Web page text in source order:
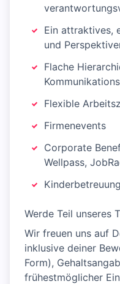
Ein attraktives,
und
Flache
Flexible
Firmenevents
Corporate
Wellpass,
Werde Teil unseres
Wir freuen uns auf
inklusive deiner
Form),
frühestmöglicher